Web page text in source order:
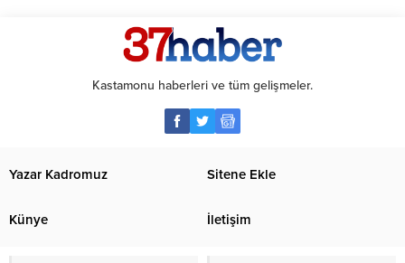
Kastamonu haberleri ve tüm gelişmeler.
Yazar Kadromuz Sitene Ekle
Künye İletişim